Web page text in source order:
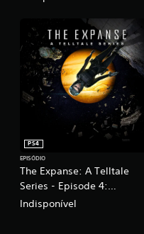
The Expanse: A Telltale
Series - Episode 4:
Impossible Objects
PS4
EPISÓDIO
Indisponível